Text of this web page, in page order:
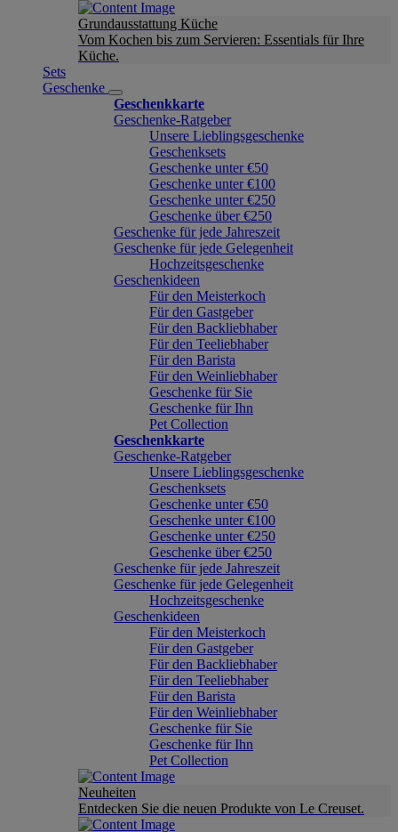
Grundausstattung Küche
Vom Kochen bis zum Servieren: Essentials für Ihre
Küche.
Sets
Geschenke
Geschenkkarte
Geschenke-Ratgeber
Unsere Lieblingsgeschenke
Geschenksets
Geschenke unter €50
Geschenke unter €100
Geschenke unter €250
Geschenke über €250
Geschenke für jede Jahreszeit
Geschenke für jede Gelegenheit
Hochzeitsgeschenke
Geschenkideen
Für den Meisterkoch
Für den Gastgeber
Für den Backliebhaber
Für den Teeliebhaber
Für den Barista
Für den Weinliebhaber
Geschenke für Sie
Geschenke für Ihn
Pet Collection
Geschenkkarte
Geschenke-Ratgeber
Unsere Lieblingsgeschenke
Geschenksets
Geschenke unter €50
Geschenke unter €100
Geschenke unter €250
Geschenke über €250
Geschenke für jede Jahreszeit
Geschenke für jede Gelegenheit
Hochzeitsgeschenke
Geschenkideen
Für den Meisterkoch
Für den Gastgeber
Für den Backliebhaber
Für den Teeliebhaber
Für den Barista
Für den Weinliebhaber
Geschenke für Sie
Geschenke für Ihn
Pet Collection
Neuheiten
Entdecken Sie die neuen Produkte von Le Creuset.